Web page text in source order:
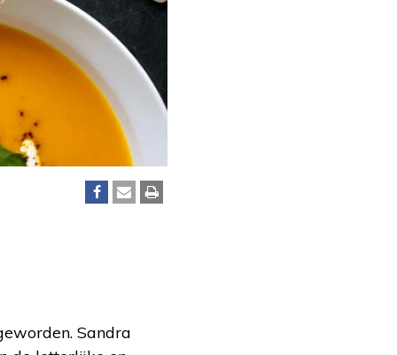
Sandra